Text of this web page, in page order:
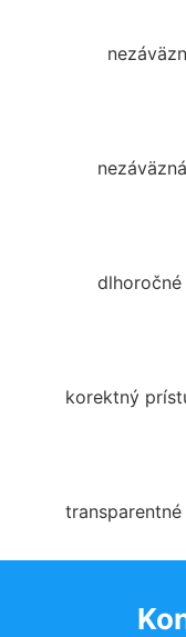
korektný